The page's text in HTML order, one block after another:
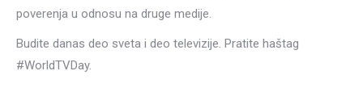
poverenja u odnosu na druge medije.
Budite danas deo sveta i deo televizije. Pratite haštag
#WorldTVDay.